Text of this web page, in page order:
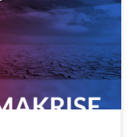
für die